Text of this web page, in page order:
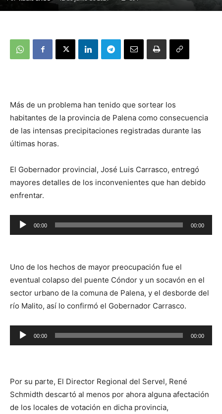
Más de un problema han tenido que sortear los
habitantes de la provincia de Palena como consecuencia
de las intensas precipitaciones registradas durante las
últimas horas.
El Gobernador provincial, José Luis Carrasco, entregó
mayores detalles de los inconvenientes que han debido
enfrentar.
Reproductor
de
00:00 00:00
Uno de los hechos de mayor preocupación fue el
eventual colapso del puente Cóndor y un socavón en el
sector urbano de la comuna de Palena, y el desborde del
río Malito, así lo confirmó el Gobernador Carrasco.
Reproductor
de
00:00 00:00
Por su parte, El Director Regional del Servel, René
Schmidth descartó al menos por ahora alguna afectación
de los locales de votación en dicha provincia,